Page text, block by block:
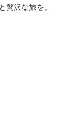
贅沢な旅を。